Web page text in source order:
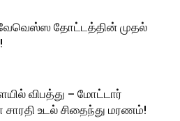
தோட்டத்தின் முதல்
விபத்து – மோட்டார்
உடல் சிதைந்து மரணம்!